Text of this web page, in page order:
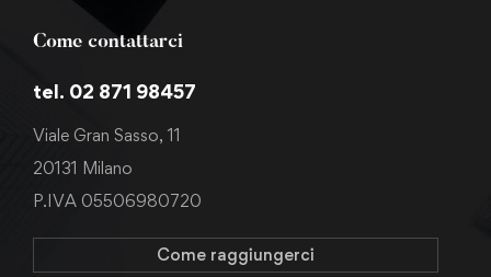
Come contattarci
tel. 02 871 98457
Viale Gran Sasso, 11
20131 Milano
P.IVA 05506980720
Come raggiungerci